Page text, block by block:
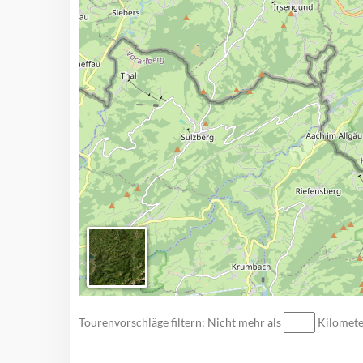
Tourenvorschläge filtern: Nicht mehr als